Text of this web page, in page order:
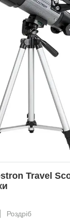
Travel
Роздріб